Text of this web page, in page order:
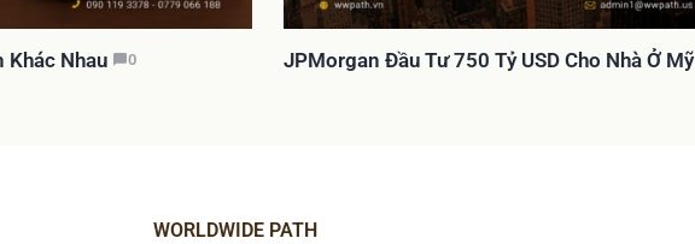
Khác Nhau 0 JPMorgan Đầu Tư 750 Tỷ USD Cho Nhà Ở Mỹ
WORLDWIDE PATH